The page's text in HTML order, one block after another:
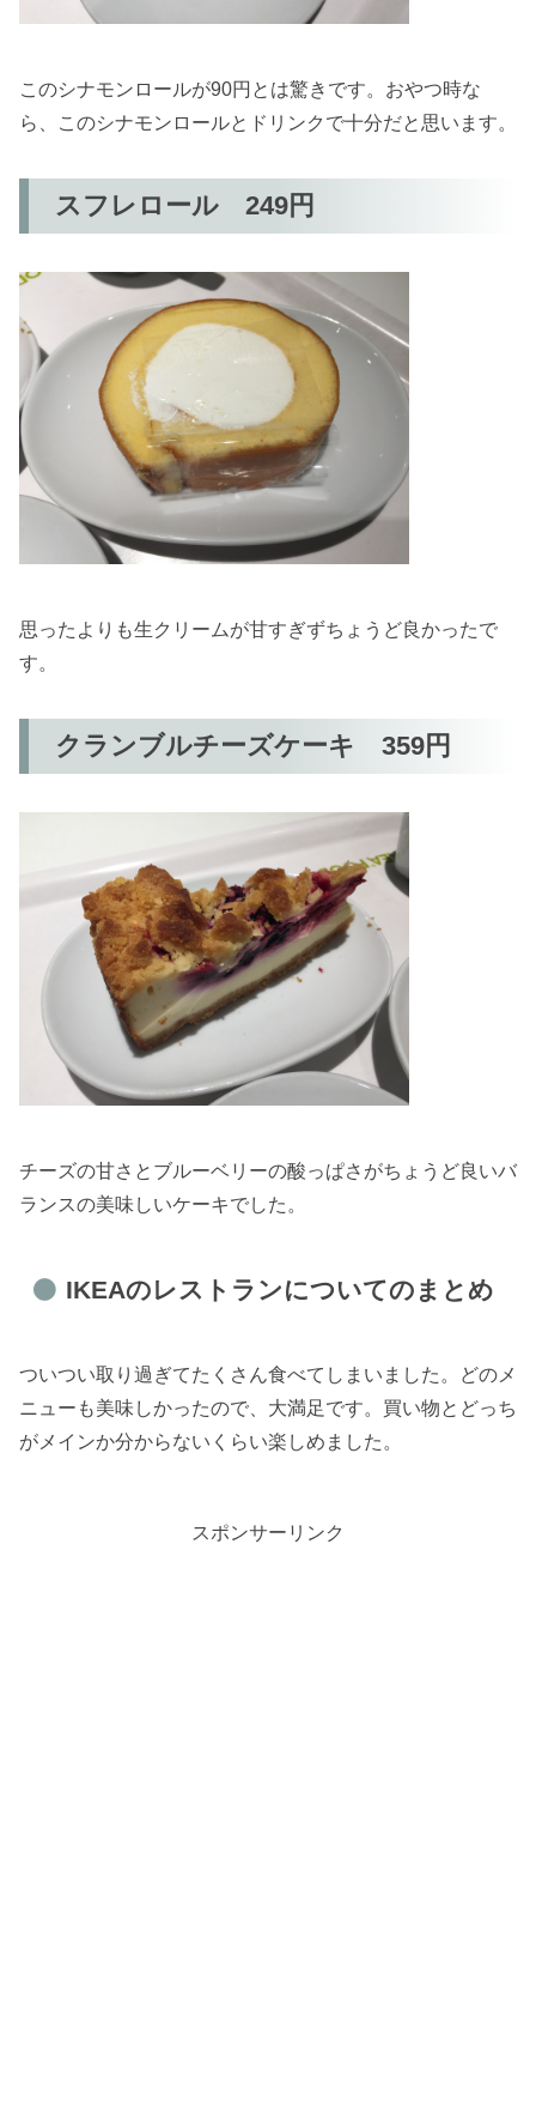
このシナモンロールが90円とは驚きです。おやつ時な
ら、このシナモンロールとドリンクで十分だと思います。
スフレロール 249円
思ったよりも生クリームが甘すぎずちょうど良かったで
す。
クランブルチーズケーキ 359円
チーズの甘さとブルーベリーの酸っぱさがちょうど良いバ
ランスの美味しいケーキでした。
IKEAのレストランについてのまとめ
ついつい取り過ぎてたくさん食べてしまいました。どのメ
ニューも美味しかったので、大満足です。買い物とどっち
がメインか分からないくらい楽しめました。
スポンサーリンク